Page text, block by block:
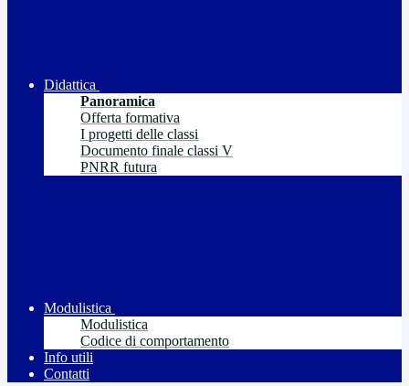
Didattica
Panoramica
Offerta formativa
I progetti delle classi
Documento finale classi V
PNRR futura
Modulistica
Modulistica
Codice di comportamento
Info utili
Contatti